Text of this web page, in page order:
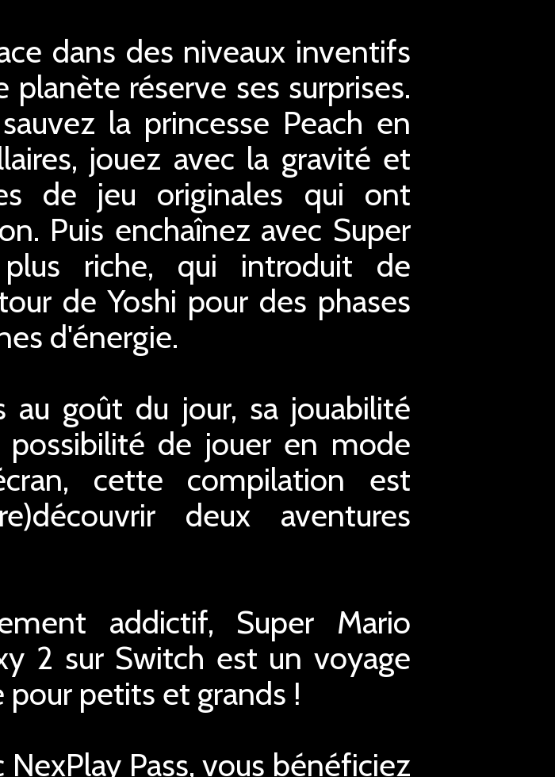
dans des niveaux inventifs
planète réserve ses surprises.
la princesse Peach en
jouez avec la gravité et
de jeu originales qui ont
Puis enchaînez avec Super
riche, qui introduit de
de Yoshi pour des phases
d'énergie.
au goût du jour, sa jouabilité
de jouer en mode
cette compilation est
deux aventures
addictif, Super Mario
2 sur Switch est un voyage
petits et grands !
Pass, vous bénéficiez